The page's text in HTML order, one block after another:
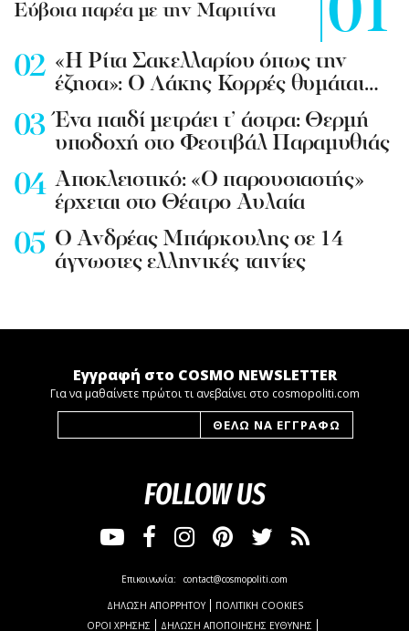
Εύβοια παρέα με την Μαριτίνα
«Η Ρίτα Σακελλαρίου όπως την
έζησα»: Ο Λάκης Κορρές θυμάται…
Ένα παιδί μετράει τ’ άστρα: Θερμή
υποδοχή στο Φεστιβάλ Παραμυθιάς
Aποκλειστικό: «Ο παρουσιαστής»
έρχεται στο Θέατρο Αυλαία
Ο Ανδρέας Μπάρκουλης σε 14
άγνωστες ελληνικές ταινίες
Εγγραφή στο COSMO NEWSLETTER
Για να μαθαίνετε πρώτοι τι ανεβαίνει στο cosmopoliti.com
FOLLOW US
Επικοινωνία: contact@cosmopoliti.com
ΔΗΛΩΣΗ ΑΠΟΡΡΗΤΟΥ
ΠΟΛΙΤΙΚΗ COOKIES
ΟΡΟΙ ΧΡΗΣΗΣ
ΔΗΛΩΣΗ ΑΠΟΠΟΙΗΣΗΣ ΕΥΘΥΝΗΣ